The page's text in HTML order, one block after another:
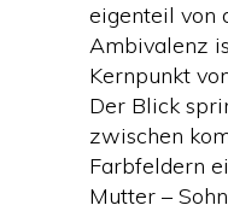
eigenteil von
Ambivalenz
Kernpunkt
Der Blick
zwischen
Farbfeldern
Mutter –